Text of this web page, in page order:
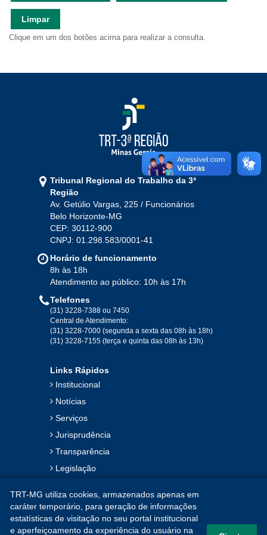
Ouvidoria
Contato
Limpar
Clique em um dos botões acima para realizar a consulta.
Tribunal Regional do Trabalho da 3ª
Região
Av. Getúlio Vargas, 225 / Funcionários
Belo Horizonte-MG
CEP: 30112-900
CNPJ: 01.298.583/0001-41
Horário de funcionamento
8h às 18h
Atendimento ao público: 10h às 17h
Telefones
(31) 3228-7388 ou 7450
Central de Atendimento:
(31) 3228-7000 (segunda a sexta das 08h às 18h)
(31) 3228-7155 (terça e quinta das 08h às 13h)
Links Rápidos
Institucional
Notícias
Serviços
Jurisprudência
Transparência
Legislação
Contato
Mapa do Site
TRT-MG utiliza cookies, armazenados apenas em
caráter temporário, para geração de informações
estatísticas de visitação no seu portal institucional
e aperfeiçoamento da experiência do usuário na